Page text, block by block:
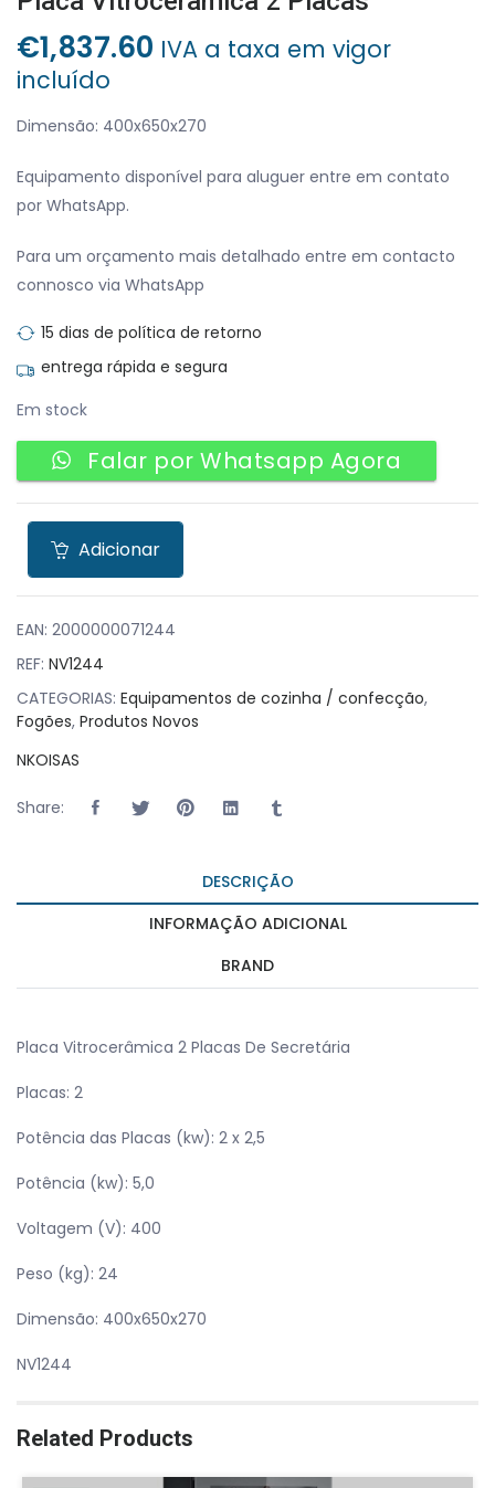
€1,837.60 IVA a taxa em vigor
incluído
Dimensão: 400x650x270
Equipamento disponível para aluguer entre em contato
por WhatsApp.
Para um orçamento mais detalhado entre em contacto
connosco via WhatsApp
15 dias de política de retorno
entrega rápida e segura
Em stock
Falar por Whatsapp Agora
Adicionar
EAN: 2000000071244
REF: NV1244
CATEGORIAS: Equipamentos de cozinha / confecção,
Fogões, Produtos Novos
NKOISAS
Share:
DESCRIÇÃO
INFORMAÇÃO ADICIONAL
BRAND
Placa Vitrocerâmica 2 Placas De Secretária
Placas: 2
Potência das Placas (kw): 2 x 2,5
Potência (kw): 5,0
Voltagem (V): 400
Peso (kg): 24
Dimensão: 400x650x270
NV1244
Related Products